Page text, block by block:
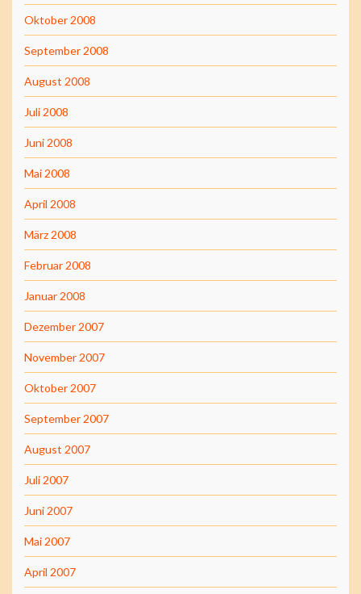
Oktober 2008
September 2008
August 2008
Juli 2008
Juni 2008
Mai 2008
April 2008
März 2008
Februar 2008
Januar 2008
Dezember 2007
November 2007
Oktober 2007
September 2007
August 2007
Juli 2007
Juni 2007
Mai 2007
April 2007